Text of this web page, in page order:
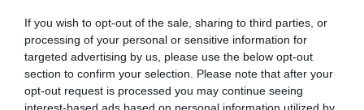
If you wish to opt-out of the sale, sharing to third parties, or
processing of your personal or sensitive information for
targeted advertising by us, please use the below opt-out
section to confirm your selection. Please note that after your
opt-out request is processed you may continue seeing
interest-based ads based on personal information utilized by